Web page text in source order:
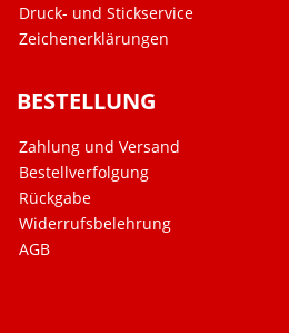
Druck- und Stickservice
Zeichenerklärungen
BESTELLUNG
Zahlung und Versand
Bestellverfolgung
Rückgabe
Widerrufsbelehrung
AGB